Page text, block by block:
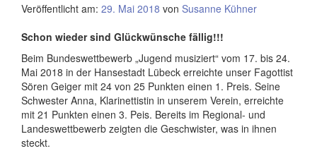
Veröffentlicht am: 29. Mai 2018 von Susanne Kühner
Schon wieder sind Glückwünsche fällig!!!
Beim Bundeswettbewerb „Jugend musiziert“ vom 17. bis 24.
Mai 2018 in der Hansestadt Lübeck erreichte unser Fagottist
Sören Geiger mit 24 von 25 Punkten einen 1. Preis. Seine
Schwester Anna, Klarinettistin in unserem Verein, erreichte
mit 21 Punkten einen 3. Peis. Bereits im Regional- und
Landeswettbewerb zeigten die Geschwister, was in ihnen
steckt.